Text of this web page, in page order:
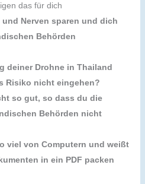
das für dich
Nerven sparen und dich
Behörden
deiner Drohne in Thailand
Risiko nicht eingehen?
so gut, so dass du die
Behörden nicht
viel von Computern und weißt
in ein PDF packen